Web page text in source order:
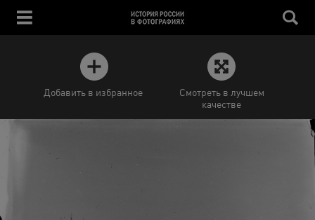
Добавить в избранное
Смотреть в лучшем
качестве